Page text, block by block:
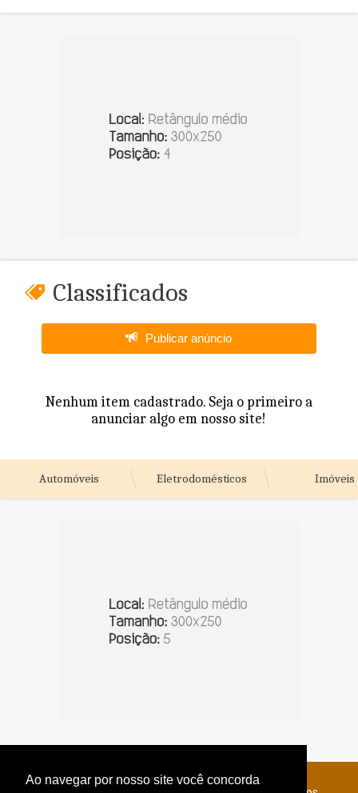
Ao navegar por nosso site você concorda
Classificados
Publicar anúncio
Nenhum item cadastrado. Seja o primeiro a
anunciar algo em nosso site!
Automóveis Eletrodomésticos Imóveis